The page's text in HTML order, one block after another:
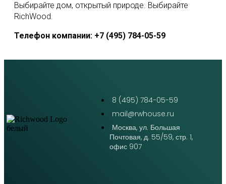
Выбирайте дом, открытый природе. Выбирайте
RichWood.
Телефон компании: +7 (495) 784-05-59
8 (495) 784-05-59
mail@rwhouse.ru
Москва, ул. Большая
Почтовая, д. 55/59, стр. 1,
офис 907